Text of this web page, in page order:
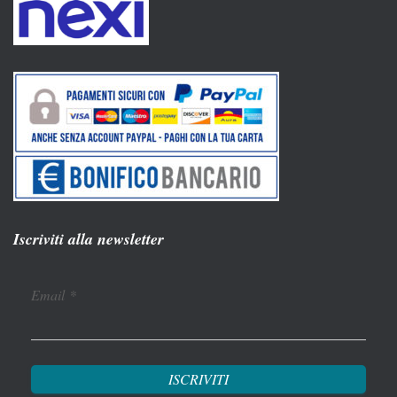
Iscriviti alla newsletter
Email *